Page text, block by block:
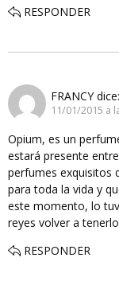
RESPONDER
FRANCY dice:
11/01/2015 a
Opium, es un
estará presente
perfumes exquisitos
para toda la vida y
este momento, lo
reyes volver a
RESPONDER